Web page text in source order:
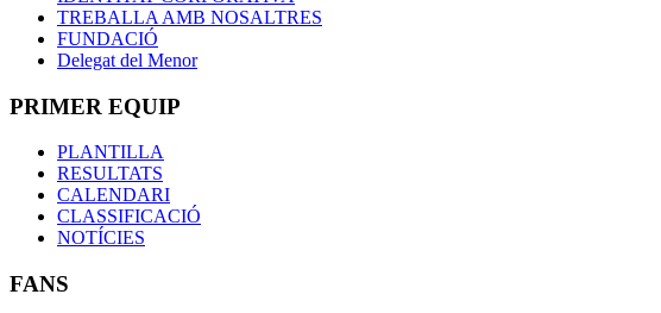
TREBALLA AMB NOSALTRES
FUNDACIÓ
Delegat del Menor
PRIMER EQUIP
PLANTILLA
RESULTATS
CALENDARI
CLASSIFICACIÓ
NOTÍCIES
FANS